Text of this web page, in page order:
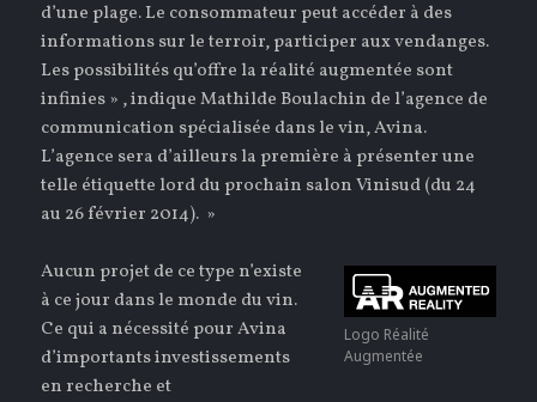
d’une plage. Le consommateur peut accéder à des
informations sur le terroir, participer aux vendanges.
Les possibilités qu’offre la réalité augmentée sont
infinies » , indique Mathilde Boulachin de l’agence de
communication spécialisée dans le vin, Avina.
L’agence sera d’ailleurs la première à présenter une
telle étiquette lord du prochain salon Vinisud (du 24
au 26 février 2014). »
Logo Réalité
Augmentée
Aucun projet de ce type n’existe
à ce jour dans le monde du vin.
Ce qui a nécessité pour Avina
d’importants investissements
en recherche et